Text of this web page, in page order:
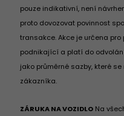
pouze indikativní, není
proto dovozovat povinnost
transakce. Akce je určena
podnikající a platí do
jako průměrné sazby, které
zákazníka.
ZÁRUKA NA VOZIDLO Na